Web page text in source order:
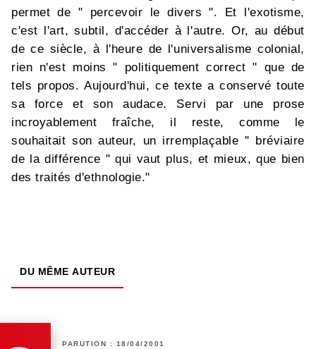
permet de " percevoir le divers ". Et l'exotisme,
c'est l'art, subtil, d'accéder à l'autre. Or, au début
de ce siècle, à l'heure de l'universalisme colonial,
rien n'est moins " politiquement correct " que de
tels propos. Aujourd'hui, ce texte a conservé toute
sa force et son audace. Servi par une prose
incroyablement fraîche, il reste, comme le
souhaitait son auteur, un irremplaçable " bréviaire
de la différence " qui vaut plus, et mieux, que bien
des traités d'ethnologie."
DU MÊME AUTEUR
PARUTION : 18/04/2001